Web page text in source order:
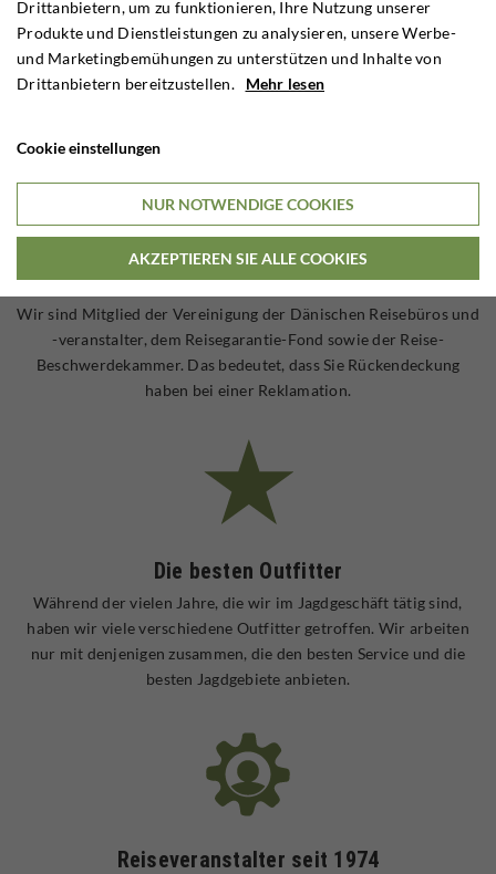
Trophäen. Darüber hinaus kümmern wir uns um die
Kommunikation mit dem Outfitter, um sicher zu stellen, dass Ihre
Ansprüche erfüllt werden.
Sicherheit
Wir sind Mitglied der Vereinigung der Dänischen Reisebüros und
-veranstalter, dem Reisegarantie-Fond sowie der Reise-
Beschwerdekammer. Das bedeutet, dass Sie Rückendeckung
haben bei einer Reklamation.
Die besten Outfitter
Während der vielen Jahre, die wir im Jagdgeschäft tätig sind,
haben wir viele verschiedene Outfitter getroffen. Wir arbeiten
nur mit denjenigen zusammen, die den besten Service und die
besten Jagdgebiete anbieten.
Reiseveranstalter seit 1974
Drittanbietern, um zu funktionieren, Ihre Nutzung unserer
Produkte und Dienstleistungen zu analysieren, unsere Werbe-
und Marketingbemühungen zu unterstützen und Inhalte von
Drittanbietern bereitzustellen. Mehr lesen
Cookie einstellungen
NUR NOTWENDIGE COOKIES
AKZEPTIEREN SIE ALLE COOKIES